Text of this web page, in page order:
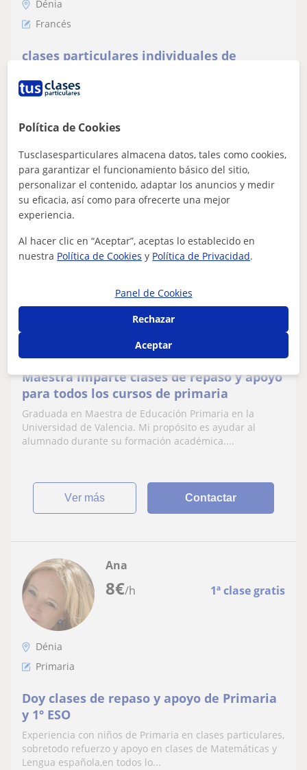
Dénia
Francés
clases particulares individuales de
Profesora nativa francesa da clases particulares a
universitario. Las clases son i...
ver más Contactar
9€
Sofía
Maestra imparte clases de repaso y apoyo
para todos los cursos de primaria
Graduada en Maestra de Educación Primaria en la
Universidad de Valencia. Mi propósito es ayudar al
alumnado durante su formación académica....
ver más Contactar
8€/h 1ª clase gratis
Ana
Dénia
Primaria
Doy clases de repaso y apoyo de Primaria
y 1º ESO
Experiencia con niños de Primaria en clases particulares,
sobretodo refuerzo y apoyo en clases de Matemáticas y
Lengua española,en todos lo...
Política de Cookies
Tusclasesparticulares almacena datos, tales como cookies,
para garantizar el funcionamiento básico del sitio,
personalizar el contenido, adaptar los anuncios y medir
su eficacia, así como para ofrecerte una mejor
experiencia.
Al hacer clic en “Aceptar”, aceptas lo establecido en
nuestra Política de Cookies y Política de Privacidad.
Panel de Cookies
Rechazar
Aceptar